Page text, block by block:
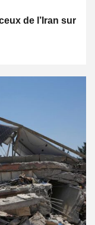
de l’Iran sur